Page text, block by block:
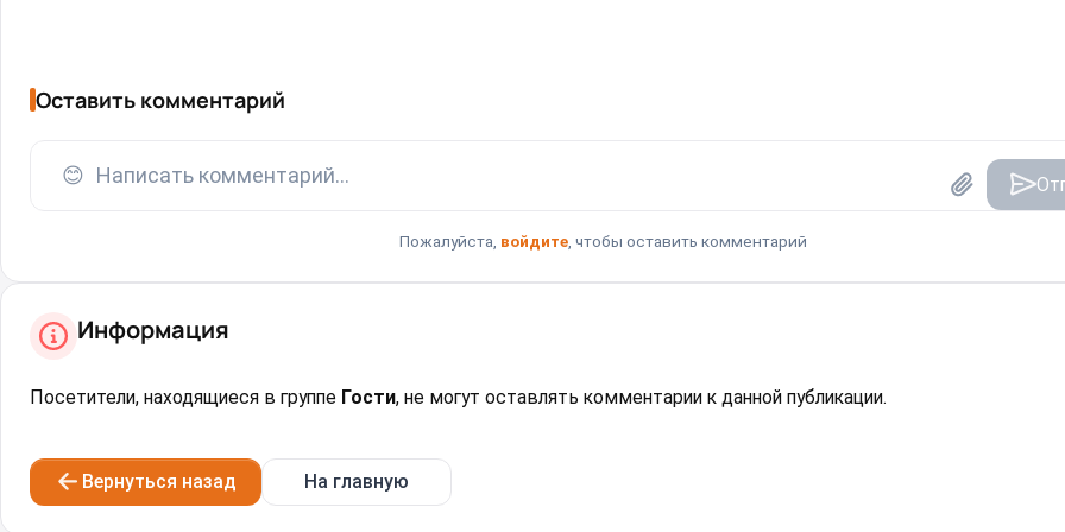
Оставить комментарий
😊 Написать комментарий...
Пожалуйста, войдите, чтобы оставить комментарий
Информация
Посетители, находящиеся в группе Гости, не могут оставлять комментарии к данной публикации.
Вернуться назад На главную